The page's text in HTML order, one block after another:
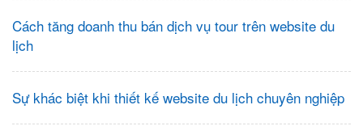
Cách tăng doanh thu bán dịch vụ tour trên website du
lịch
Sự khác biệt khi thiết kế website du lịch chuyên nghiệp